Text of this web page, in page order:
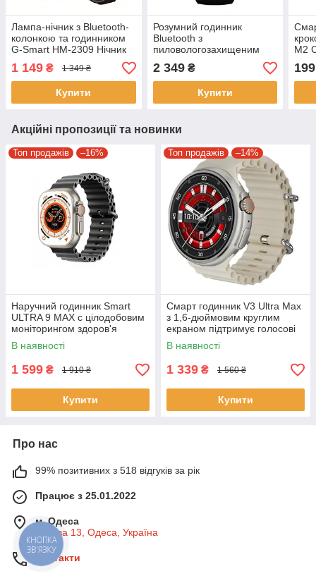
Лампа-нічник з Bluetooth-
колонкою та годинником
G-Smart HM-2309 Нічник
колонка бездротовою
зарядкою
1 149 ₴ 1 349 ₴
Купити
Розумний годинник
Bluetooth з
пиловологозахищеним
корпусом Smart Watch
Kingwear KW18 Годинник з
крокоміром та
пульсометром
2 349₴
Купити
M2
199
Акційні пропозиції та новинки
Топ продажів –16%
Наручний годинник Smart
ULTRA 9 MAX c цілодобовим
моніторингом здоров'я
В наявності
1 599 ₴ 1 910 ₴
Купити
Топ продажів –14%
Смарт годинник V3 Ultra Max
з 1,6-дюймовим круглим
екраном підтримує голосові
виклики та моніторинг кисню
В наявності
1 339 ₴ 1 560 ₴
Купити
Про нас
99% позитивних з 518 відгуків за рік
Працює з 25.01.2022
м. Одеса
Базова 13, Одеса, Україна
Контакти
КНОПКА
ЗВ'ЯЗКУ